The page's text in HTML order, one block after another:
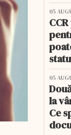
05
05
la
Ce